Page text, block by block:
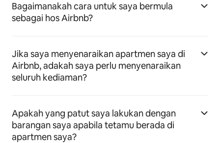
Bagaimanakah cara untuk saya bermula
sebagai hos Airbnb?
Jika saya menyenaraikan apartmen saya di
Airbnb, adakah saya perlu menyenaraikan
seluruh kediaman?
Apakah yang patut saya lakukan dengan
barangan saya apabila tetamu berada di
apartmen saya?